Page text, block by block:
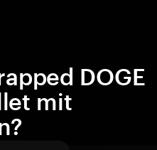
DOGE
mit